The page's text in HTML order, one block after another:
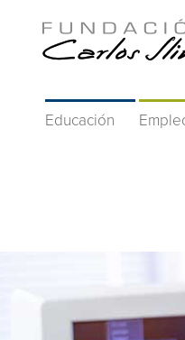
Educación